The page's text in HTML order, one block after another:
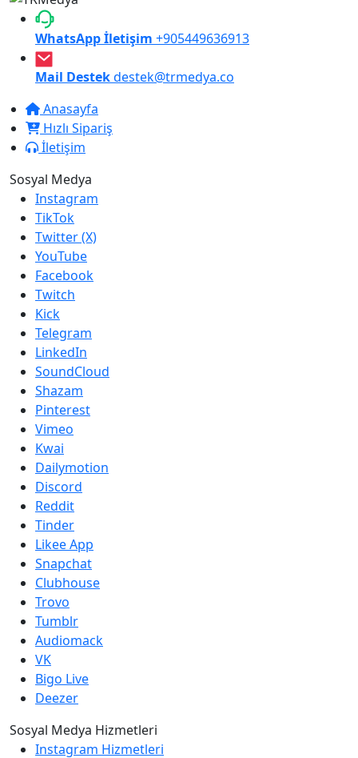
WhatsApp İletişim +905449636913
Mail Destekdestek@trmedya.co
Anasayfa
Hızlı Sipariş
İletişim
Sosyal Medya
Instagram
TikTok
Twitter (X)
YouTube
Facebook
Twitch
Kick
Telegram
LinkedIn
SoundCloud
Shazam
Pinterest
Vimeo
Kwai
Dailymotion
Discord
Reddit
Tinder
Likee App
Snapchat
Clubhouse
Trovo
Tumblr
Audiomack
VK
Bigo Live
Deezer
Sosyal Medya Hizmetleri
Instagram Hizmetleri